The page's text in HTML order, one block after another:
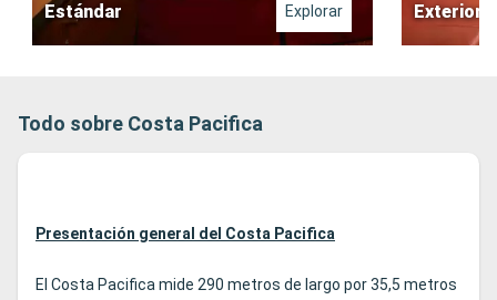
Estándar Explorar Exterior
Todo sobre Costa Pacifica
Presentación general del Costa Pacifica
El Costa Pacifica mide 290 metros de largo por 35,5 metros